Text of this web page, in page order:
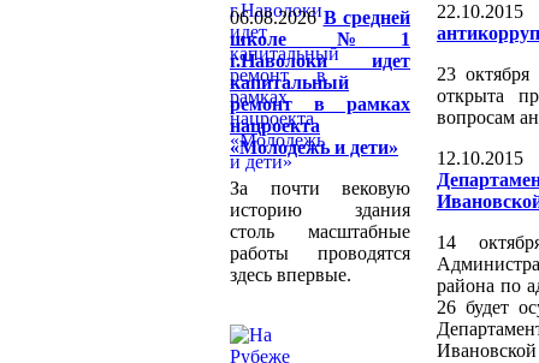
06.08.2026 В средней
школе №1
г.Наволоки идет
капитальный
ремонт в рамках
нацроекта
«Молодежь и дети»
За почти вековую
историю здания
столь масштабные
работы проводятся
здесь впервые.
22.10.2015
23
открыта
вопросам
12.10.2015
14
района по
26 будет
Ивановской